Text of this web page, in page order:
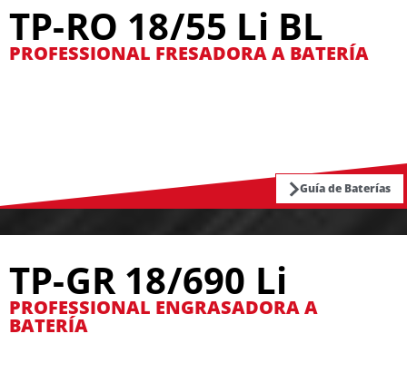
TP-RO 18/55 Li BL
PROFESSIONAL FRESADORA A BATERÍA
Guía de Baterías
TP-GR 18/690 Li
PROFESSIONAL ENGRASADORA A
BATERÍA